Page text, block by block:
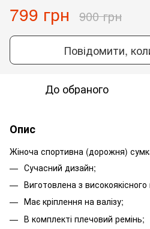
799 грн 900 грн
Повідомити,
До обраного
Опис
Жіноча спортивна (дорожня)
Сучасний дизайн;
Виготовлена з високоякісного
Має кріплення на валізу;
В комплекті плечовий ремінь;